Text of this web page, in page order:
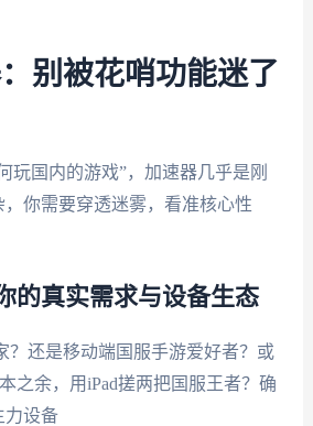
别被花哨功能迷了
玩国内的游戏”，加速器几乎是刚
你需要穿透迷雾，看准核心性
的真实需求与设备生态
？还是移动端国服手游爱好者？或
之余，用iPad搓两把国服王者？确
力设备